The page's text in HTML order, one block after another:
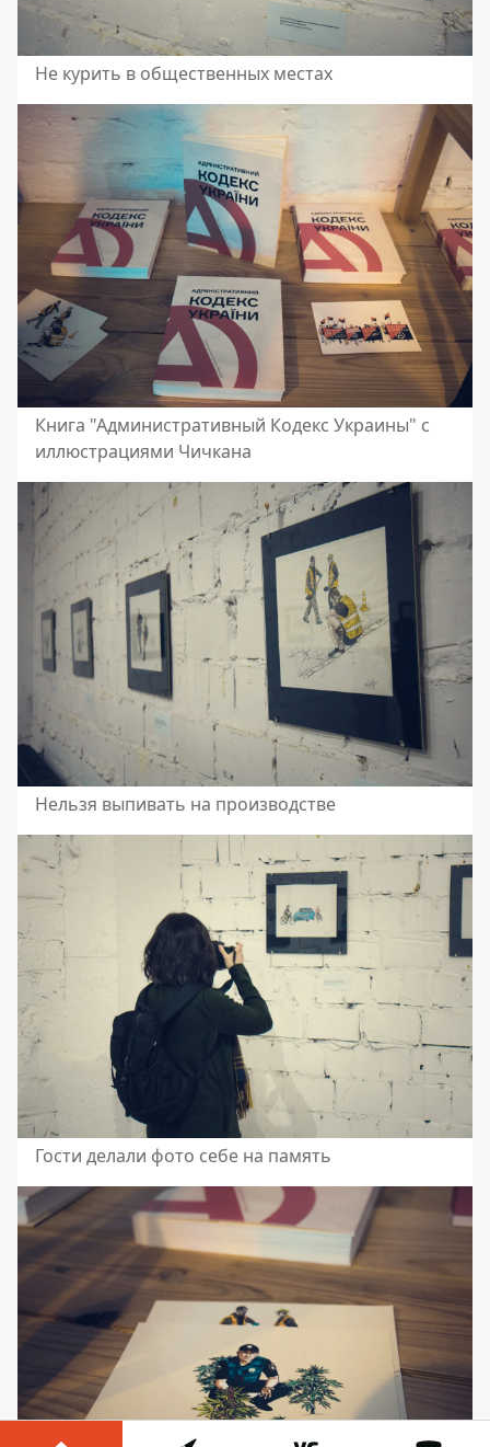
Не курить в общественных местах
Книга "Административный Кодекс Украины" с
иллюстрациями Чичкана
Нельзя выпивать на производстве
Гости делали фото себе на память